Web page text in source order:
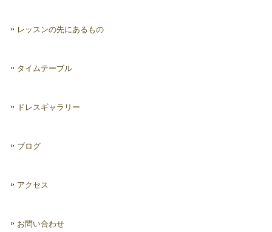
レッスンの先にあるもの
タイムテーブル
ドレスギャラリー
ブログ
アクセス
お問い合わせ